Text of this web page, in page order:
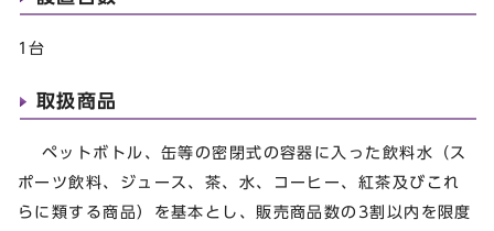
1台
取扱商品
ペットボトル、缶等の密閉式の容器に入った飲料水（ス
ポーツ飲料、ジュース、茶、水、コーヒー、紅茶及びこれ
らに類する商品）を基本とし、販売商品数の3割以内を限度